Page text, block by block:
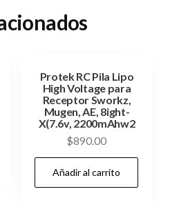
Protek RC Pila Lipo
High Voltage para
Receptor Sworkz,
Mugen, AE, 8ight-
X(7.6v, 2200mAhw2
$890.00
Añadir al carrito